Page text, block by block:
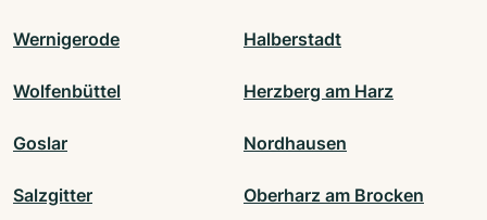
Wernigerode Halberstadt
Wolfenbüttel Herzberg am Harz
Goslar Nordhausen
Salzgitter Oberharz am Brocken